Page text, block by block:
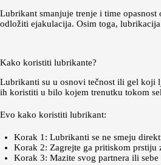
Lubrikant smanjuje trenje i time
odložiti ejakulacija. Osim toga,
Kako koristiti lubrikante?
Lubrikanti su u osnovi tečnost ili gel koji
ih koristiti u bilo kojem trenutku tokom
Evo kako koristiti lubrikant:
Korak 1: Lubrikanti se ne smeju
Korak 2: Zagrejte ga pritiskom prstiju
Korak 3: Mazite svog partnera ili